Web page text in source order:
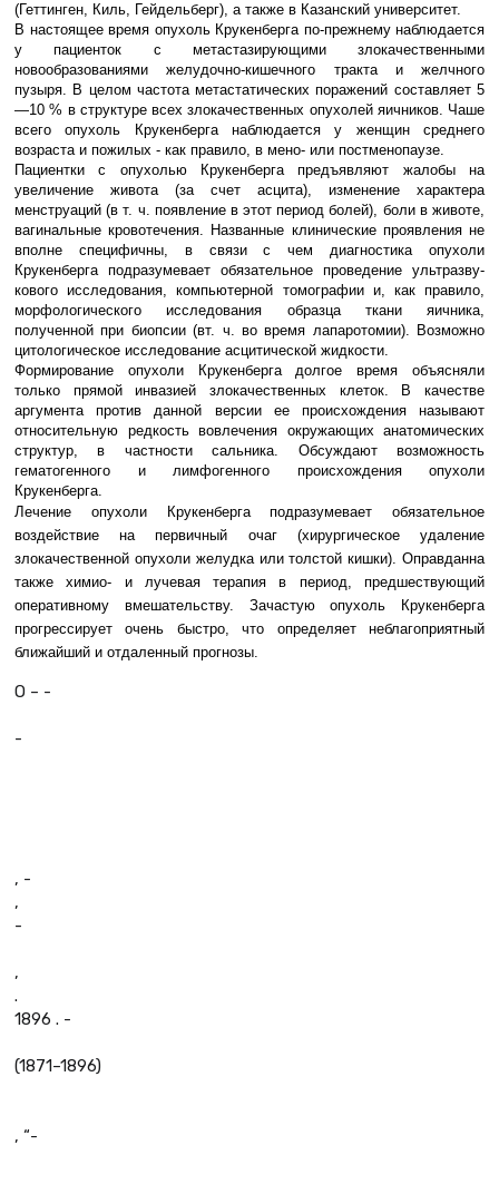
(Геттинген, Киль, Гейдельберг), а также в Казанский университет.
В настоящее время опухоль Кру­кенберга по-прежнему наблюдается
у пациенток с метастазирующими злокачественными
новообразованиями желудочно-кишечного тракта и желчного
пузыря. В целом частота метаста­тических поражений составляет 5
—10 % в структуре всех злокачественных опу­холей яичников. Чаше
всего опухоль Крукенберга наблюдается у женщин среднего
возраста и пожилых - как пра­вило, в мено- или постменопаузе.
Пациентки с опухолью Крукенберга предъявляют жалобы на
увеличение живота (за счет асцита), изменение характера
менструаций (в т. ч. появле­ние в этот период болей), боли в животе,
вагинальные кровотечения. Названные клинические проявления не
вполне специфичны, в связи с чем диагности­ка опухоли
Крукенберга подразумева­ет обязательное проведение ультразву­
кового исследования, компьютерной томографии и, как правило,
морфоло­гического исследования образца ткани яичника,
полученной при биопсии (вт. ч. во время лапаротомии). Возможно
цитологическое исследование асцитической жидкости.
Формирование опухоли Крукенберга долгое время объясняли
только пря­мой инвазией злокачественных клеток. В качестве
аргумента против данной версии ее происхождения называют
относительную редкость вовлечения окружающих анатомических
струк­тур, в частности сальника. Обсуждают возможность
гематогенного и лимфогенного происхождения опухоли
Крукенберга.
Лечение опухоли Крукенберга под­разумевает обязательное
воздействие на первичный очаг (хирургическое удале­ние
злокачественной опухоли желудка или толстой кишки). Оправданна
также химио- и лучевая терапия в период, предшествующий
оперативному вмеша­тельству. Зачастую опухоль Крукенберга
прогрессирует очень быстро, что опре­деляет неблагоприятный
ближайший и отдаленный прогнозы.
О – -
-
, -
,
-
,
.
1896 . -
(1871–1896)
, “-